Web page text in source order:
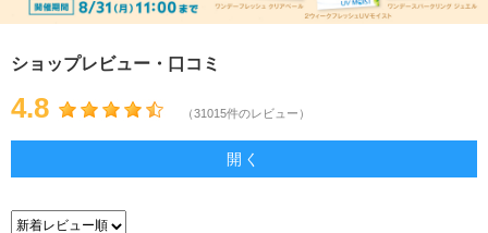
ショップレビュー・口コミ
4.8 （31015件のレビュー）
開く